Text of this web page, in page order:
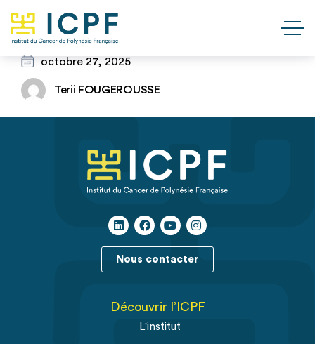
octobre 27, 2025
Terii FOUGEROUSSE
Nous contacter
Découvrir l’ICPF
L'institut